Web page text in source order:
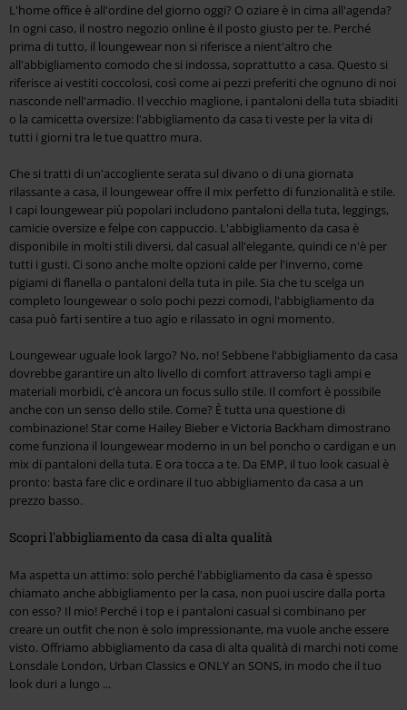
L'home office è all'ordine del giorno oggi? O oziare è in cima all'agenda?
In ogni caso, il nostro negozio online è il posto giusto per te. Perché
prima di tutto, il loungewear non si riferisce a nient'altro che
all'abbigliamento comodo che si indossa, soprattutto a casa. Questo si
riferisce ai vestiti coccolosi, così come ai pezzi preferiti che ognuno di noi
nasconde nell'armadio. Il vecchio maglione, i pantaloni della tuta sbiaditi
o la camicetta oversize: l'abbigliamento da casa ti veste per la vita di
tutti i giorni tra le tue quattro mura.
Che si tratti di un'accogliente serata sul divano o di una giornata
rilassante a casa, il loungewear offre il mix perfetto di funzionalità e stile.
I capi loungewear più popolari includono pantaloni della tuta, leggings,
camicie oversize e felpe con cappuccio. L'abbigliamento da casa è
disponibile in molti stili diversi, dal casual all'elegante, quindi ce n'è per
tutti i gusti. Ci sono anche molte opzioni calde per l'inverno, come
pigiami di flanella o pantaloni della tuta in pile. Sia che tu scelga un
completo loungewear o solo pochi pezzi comodi, l'abbigliamento da
casa può farti sentire a tuo agio e rilassato in ogni momento.
Loungewear uguale look largo? No, no! Sebbene l'abbigliamento da casa
dovrebbe garantire un alto livello di comfort attraverso tagli ampi e
materiali morbidi, c'è ancora un focus sullo stile. Il comfort è possibile
anche con un senso dello stile. Come? È tutta una questione di
combinazione! Star come Hailey Bieber e Victoria Backham dimostrano
come funziona il loungewear moderno in un bel poncho o cardigan e un
mix di pantaloni della tuta. E ora tocca a te. Da EMP, il tuo look casual è
pronto: basta fare clic e ordinare il tuo abbigliamento da casa a un
prezzo basso.
Scopri l'abbigliamento da casa di alta qualità
Ma aspetta un attimo: solo perché l'abbigliamento da casa è spesso
chiamato anche abbigliamento per la casa, non puoi uscire dalla porta
con esso? Il mio! Perché i top e i pantaloni casual si combinano per
creare un outfit che non è solo impressionante, ma vuole anche essere
visto. Offriamo abbigliamento da casa di alta qualità di marchi noti come
Lonsdale London, Urban Classics e ONLY an SONS, in modo che il tuo
look duri a lungo ...